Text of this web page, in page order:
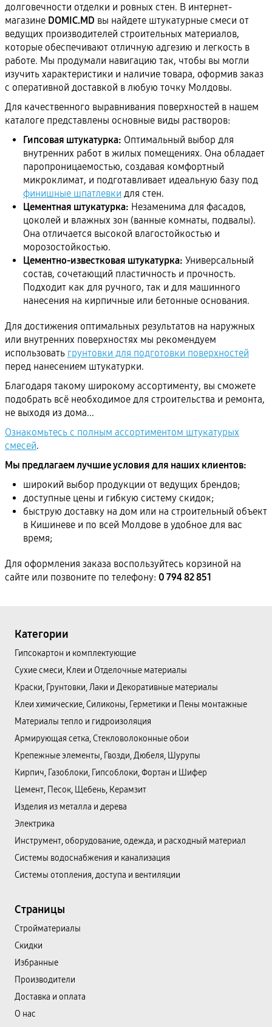
долговечности отделки и ровных стен. В интернет-
магазине DOMIC.MD вы найдете штукатурные смеси от
ведущих производителей строительных материалов,
которые обеспечивают отличную адгезию и легкость в
работе. Мы продумали навигацию так, чтобы вы могли
изучить характеристики и наличие товара, оформив заказ
с оперативной доставкой в любую точку Молдовы.
Для качественного выравнивания поверхностей в нашем
каталоге представлены основные виды растворов:
Гипсовая штукатурка: Оптимальный выбор для
внутренних работ в жилых помещениях. Она обладает
паропроницаемостью, создавая комфортный
микроклимат, и подготавливает идеальную базу под
финишные шпатлевки для стен.
Цементная штукатурка: Незаменима для фасадов,
цоколей и влажных зон (ванные комнаты, подвалы).
Она отличается высокой влагостойкостью и
морозостойкостью.
Цементно-известковая штукатурка: Универсальный
состав, сочетающий пластичность и прочность.
Подходит как для ручного, так и для машинного
нанесения на кирпичные или бетонные основания.
Для достижения оптимальных результатов на наружных
или внутренних поверхностях мы рекомендуем
использовать грунтовки для подготовки поверхностей
перед нанесением штукатурки.
Благодаря такому широкому ассортименту, вы сможете
подобрать всё необходимое для строительства и ремонта,
не выходя из дома...
Ознакомьтесь с полным ассортиментом штукатурых
смесей.
Мы предлагаем лучшие условия для наших клиентов:
широкий выбор продукции от ведущих брендов;
доступные цены и гибкую систему скидок;
быструю доставку на дом или на строительный объект
в Кишиневе и по всей Молдове в удобное для вас
время;
Для оформления заказа воспользуйтесь корзиной на
сайте или позвоните по телефону: 0 794 82 851
Категории
Гипсокартон и комплектующие
Сухие смеси, Клеи и Отделочные материалы
Краски, Грунтовки, Лаки и Декоративные материалы
Клеи химические, Силиконы, Герметики и Пены монтажные
Материалы тепло и гидроизоляция
Армирующая сетка, Стекловолоконные обои
Крепежные элементы, Гвозди, Дюбеля, Шурупы
Кирпич, Газоблоки, Гипсоблоки, Фортан и Шифер
Цемент, Песок, Щебень, Керамзит
Изделия из металла и дерева
Электрика
Инструмент, оборудование, одежда, и расходный материал
Системы водоснабжения и канализация
Системы отопления, доступа и вентиляции
Страницы
Cтройматериалы
Скидки
Избранные
Производители
Доставка и оплата
О нас